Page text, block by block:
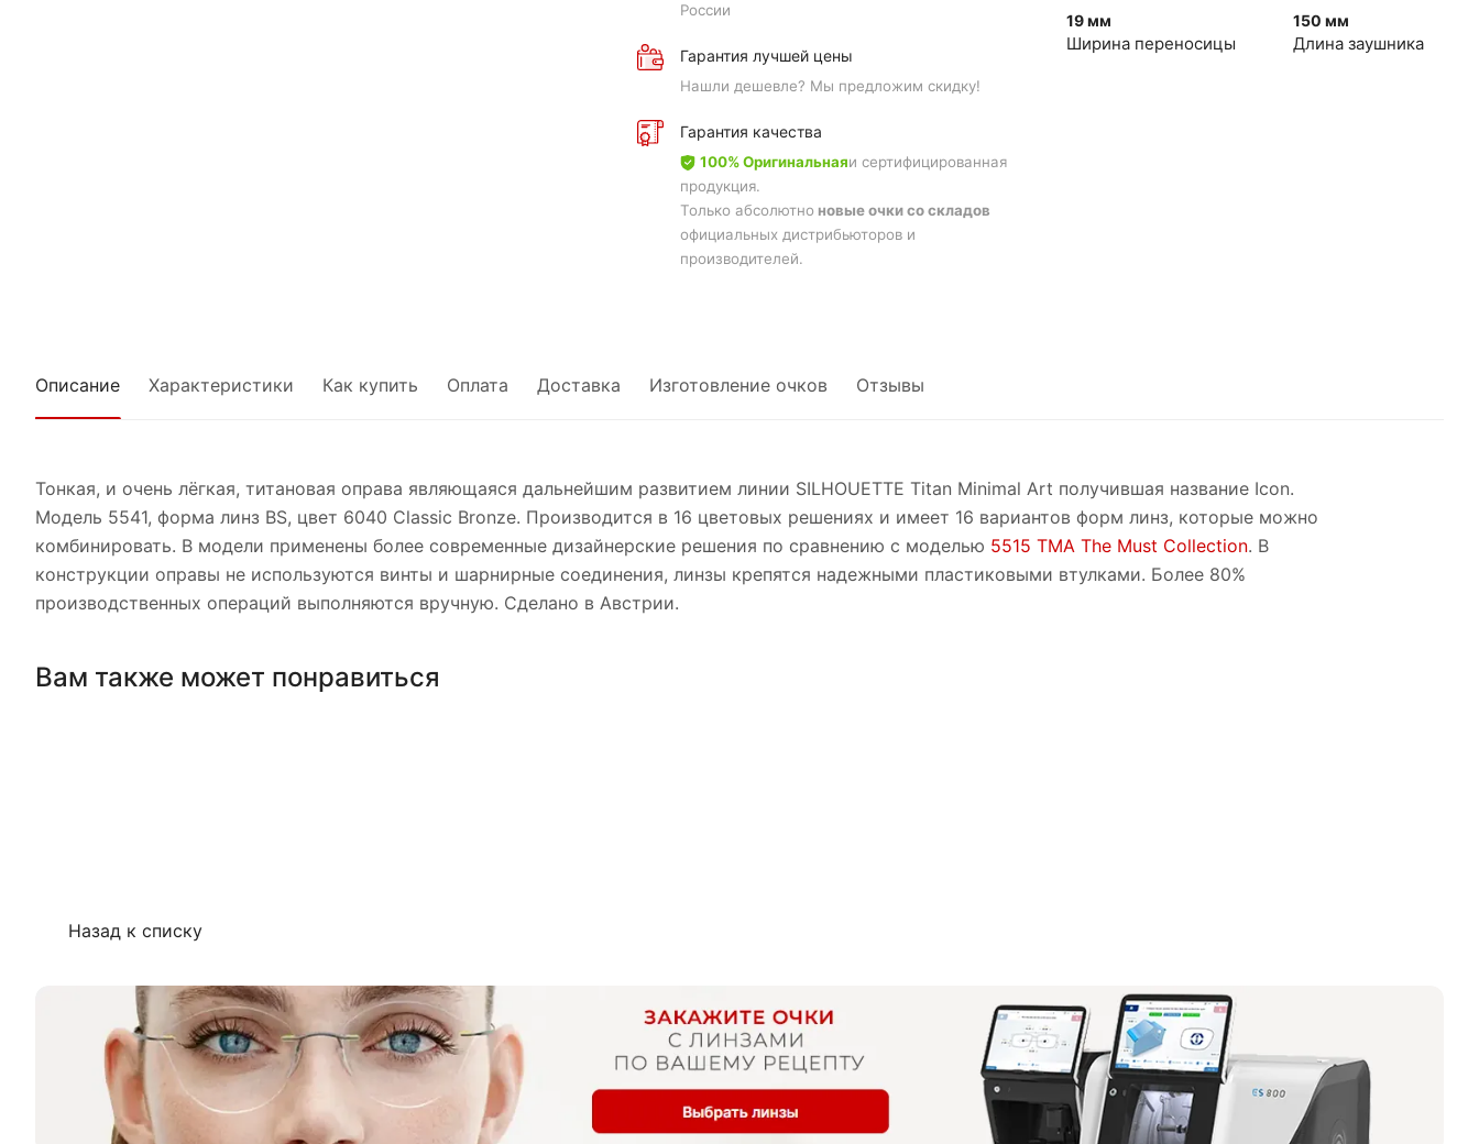
России
Гарантия лучшей цены
Нашли дешевле? Мы предложим скидку!
Гарантия качества
100% Оригинальнаяи сертифицированная
продукция.
Только абсолютноновые очки со складов
официальных дистрибьюторов и
производителей.
19 мм
Ширина переносицы
150 мм
Длина заушника
Описание Характеристики Как купить Оплата Доставка Изготовление очков Отзывы
Тонкая, и очень лёгкая, титановая оправа являющаяся дальнейшим развитием линии SILHOUETTE Titan Minimal Art получившая название Icon.
Модель 5541, форма линз BS, цвет 6040 Classic Bronze. Производится в 16 цветовых решениях и имеет 16 вариантов форм линз, которые можно
комбинировать. В модели применены более современные дизайнерские решения по сравнению с моделью 5515 TMA The Must Collection. В
конструкции оправы не используются винты и шарнирные соединения, линзы крепятся надежными пластиковыми втулками. Более 80%
производственных операций выполняются вручную. Сделано в Австрии.
Вам также может понравиться
Назад к списку